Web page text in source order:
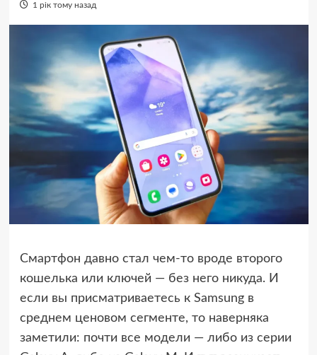
1 рік тому назад
Смартфон давно стал чем-то вроде второго
кошелька или ключей — без него никуда. И
если вы присматриваетесь к Samsung в
среднем ценовом сегменте, то наверняка
заметили: почти все модели — либо из серии